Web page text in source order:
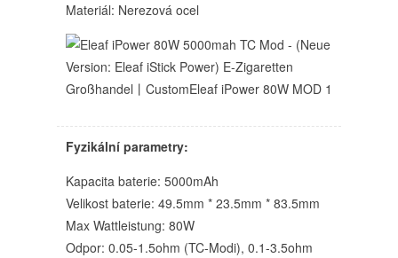
Materiál: Nerezová ocel
Fyzikální parametry:
Kapacita baterie: 5000mAh
Velikost baterie: 49.5mm * 23.5mm * 83.5mm
Max Wattleistung: 80W
Odpor: 0.05-1.5ohm (TC-Modi), 0.1-3.5ohm